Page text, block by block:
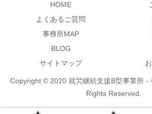
HOME
よくあるご質問
事務所MAP
BLOG
サイトマップ
Copyright © 2020 就労継続支援B型事業所 -
Rights Reserved.